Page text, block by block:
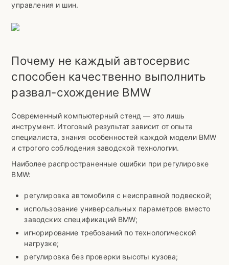
управления и шин.
Почему не каждый автосервис
способен качественно выполнить
развал-схождение BMW
Современный компьютерный стенд — это лишь
инструмент. Итоговый результат зависит от опыта
специалиста, знания особенностей каждой модели BMW
и строгого соблюдения заводской технологии.
Наиболее распространенные ошибки при регулировке
BMW:
регулировка автомобиля с неисправной подвеской;
использование универсальных параметров вместо
заводских спецификаций BMW;
игнорирование требований по технологической
нагрузке;
регулировка без проверки высоты кузова;